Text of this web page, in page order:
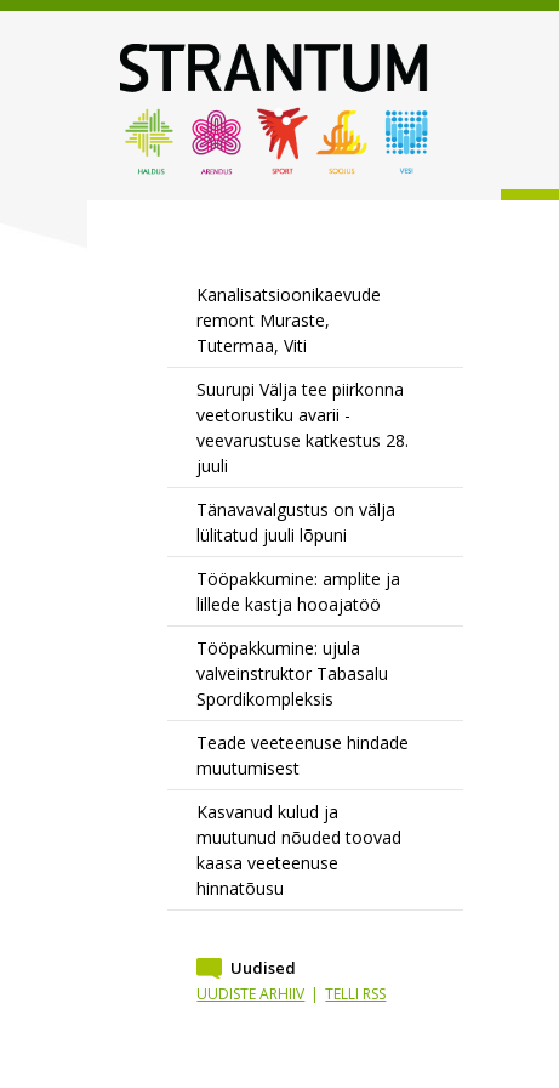
Kanalisatsioonikaevude
remont Muraste,
Tutermaa, Viti
Suurupi Välja tee piirkonna
veetorustiku avarii -
veevarustuse katkestus 28.
juuli
Tänavavalgustus on välja
lülitatud juuli lõpuni
Tööpakkumine: amplite ja
lillede kastja hooajatöö
Tööpakkumine: ujula
valveinstruktor Tabasalu
Spordikompleksis
Teade veeteenuse hindade
muutumisest
Kasvanud kulud ja
muutunud nõuded toovad
kaasa veeteenuse
hinnatõusu
Uudised
UUDISTE ARHIIV | TELLI RSS